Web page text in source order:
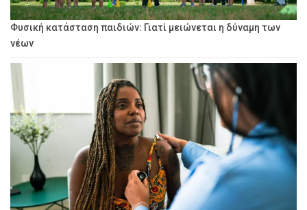
Φυσική κατάσταση παιδιών: Γιατί μειώνεται η δύναμη των
νέων